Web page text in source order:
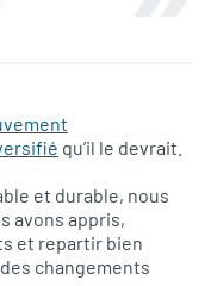
qu’il le devrait.
et durable, nous
avons appris,
et repartir bien
changements